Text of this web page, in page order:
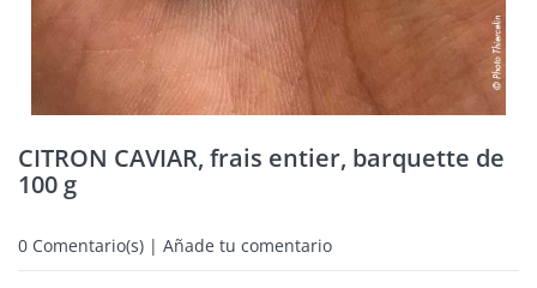
CITRON CAVIAR, frais entier, barquette de
100 g
0 Comentario(s) | Añade tu comentario